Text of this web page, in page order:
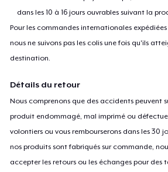
dans les 10 à 16 jours ouvrables suivant la
Pour les commandes internationales expédiées
nous ne suivons pas les colis une fois qu'ils
destination.
Détails du retour
Nous comprenons que des accidents peuvent
produit endommagé, mal imprimé ou
volontiers ou vous rembourserons dans les 30
nos produits sont fabriqués sur commande,
accepter les retours ou les échanges pour des